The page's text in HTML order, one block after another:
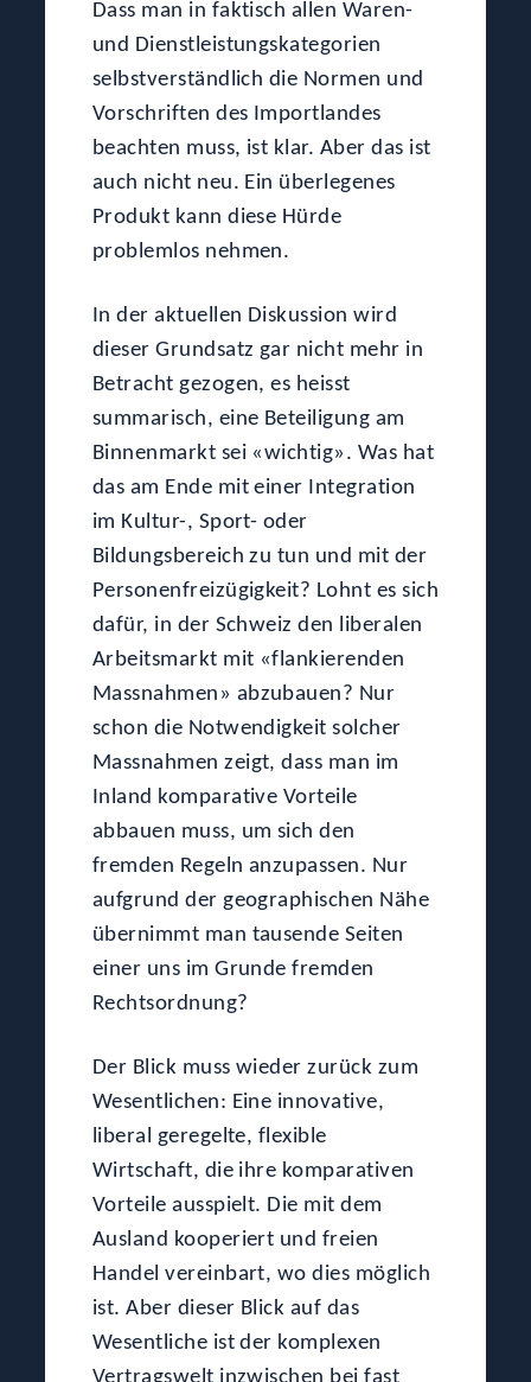
Dass man in faktisch allen Waren-
und Dienstleistungskategorien
selbstverständlich die Normen und
Vorschriften des Importlandes
beachten muss, ist klar. Aber das ist
auch nicht neu. Ein überlegenes
Produkt kann diese Hürde
problemlos nehmen.
In der aktuellen Diskussion wird
dieser Grundsatz gar nicht mehr in
Betracht gezogen, es heisst
summarisch, eine Beteiligung am
Binnenmarkt sei «wichtig». Was hat
das am Ende mit einer Integration
im Kultur-, Sport- oder
Bildungsbereich zu tun und mit der
Personenfreizügigkeit? Lohnt es sich
dafür, in der Schweiz den liberalen
Arbeitsmarkt mit «flankierenden
Massnahmen» abzubauen? Nur
schon die Notwendigkeit solcher
Massnahmen zeigt, dass man im
Inland komparative Vorteile
abbauen muss, um sich den
fremden Regeln anzupassen. Nur
aufgrund der geographischen Nähe
übernimmt man tausende Seiten
einer uns im Grunde fremden
Rechtsordnung?
Der Blick muss wieder zurück zum
Wesentlichen: Eine innovative,
liberal geregelte, flexible
Wirtschaft, die ihre komparativen
Vorteile ausspielt. Die mit dem
Ausland kooperiert und freien
Handel vereinbart, wo dies möglich
ist. Aber dieser Blick auf das
Wesentliche ist der komplexen